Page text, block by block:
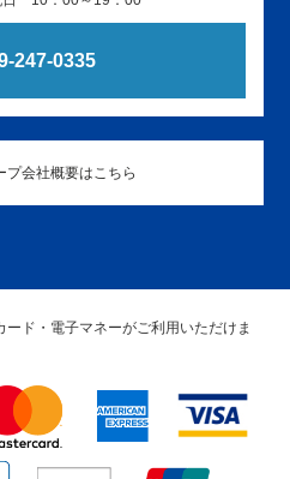
247-0335
プ会社概要はこちら
ド・電子マネーがご利用いただけま